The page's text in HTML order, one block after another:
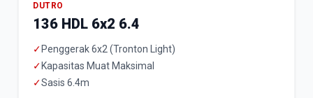
DUTRO
136 HDL 6x2 6.4
✓ Penggerak 6x2 (Tronton Light)
✓ Kapasitas Muat Maksimal
✓Sasis 6.4m